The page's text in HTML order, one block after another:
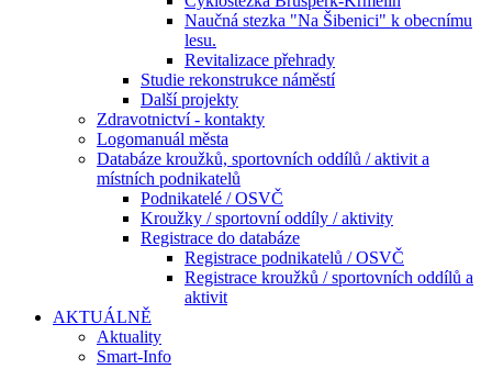
Naučná stezka "Na Šibenici" k obecnímu
lesu.
Revitalizace přehrady
Studie rekonstrukce náměstí
Další projekty
Zdravotnictví - kontakty
Logomanuál města
Databáze kroužků, sportovních oddílů / aktivit a
místních podnikatelů
Podnikatelé / OSVČ
Kroužky / sportovní oddíly / aktivity
Registrace do databáze
Registrace podnikatelů / OSVČ
Registrace kroužků / sportovních oddílů a
aktivit
AKTUÁLNĚ
Aktuality
Smart-Info